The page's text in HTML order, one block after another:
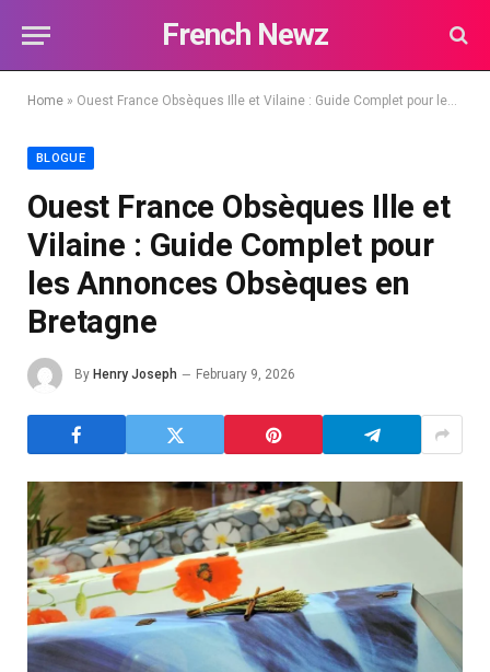
French Newz
Home » Ouest France Obsèques Ille et Vilaine : Guide Complet pour les Annonces Obsèques en Bretagne
BLOGUE
Ouest France Obsèques Ille et
Vilaine : Guide Complet pour
les Annonces Obsèques en
Bretagne
By Henry Joseph February 9, 2026